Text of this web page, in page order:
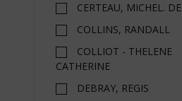
CERTEAU, MICHEL. DE
COLLINS, RANDALL
COLLIOT - THELENE
CATHERINE
DEBRAY, REGIS